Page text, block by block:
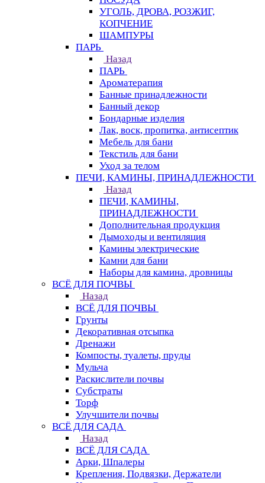
УГОЛЬ, ДРОВА, РОЗЖИГ,
КОПЧЕНИЕ
ШАМПУРЫ
ПАРЬ
Назад
ПАРЬ
Ароматерапия
Банные принадлежности
Банный декор
Бондарные изделия
Лак, воск, пропитка, антисептик
Мебель для бани
Текстиль для бани
Уход за телом
ПЕЧИ, КАМИНЫ, ПРИНАДЛЕЖНОСТИ
Назад
ПЕЧИ, КАМИНЫ,
ПРИНАДЛЕЖНОСТИ
Дополнительная продукция
Дымоходы и вентиляция
Камины электрические
Камни для бани
Наборы для камина, дровницы
ВСЁ ДЛЯ ПОЧВЫ
Назад
ВСЁ ДЛЯ ПОЧВЫ
Грунты
Декоративная отсыпка
Дренажи
Компосты, туалеты, пруды
Мульча
Раскислители почвы
Субстраты
Торф
Улучшители почвы
ВСЁ ДЛЯ САДА
Назад
ВСЁ ДЛЯ САДА
Арки, Шпалеры
Крепления, Подвязки, Держатели